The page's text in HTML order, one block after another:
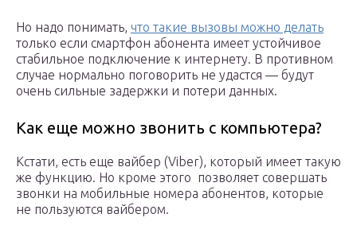
Но надо понимать, что такие вызовы можно делать
только если смартфон абонента имеет устойчивое
стабильное подключение к интернету. В противном
случае нормально поговорить не удастся — будут
очень сильные задержки и потери данных.
Как еще можно звонить с компьютера?
Кстати, есть еще вайбер (Viber), который имеет такую
же функцию. Но кроме этого позволяет совершать
звонки на мобильные номера абонентов, которые
не пользуются вайбером.